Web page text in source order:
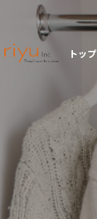
トップ